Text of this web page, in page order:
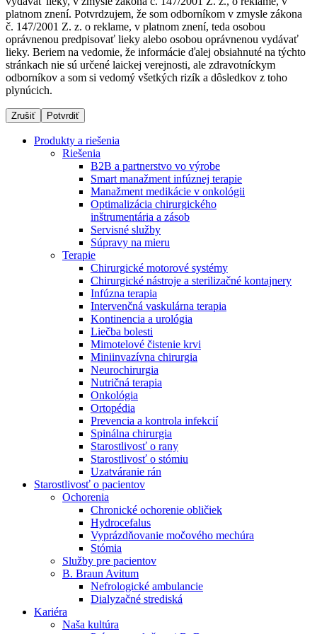
Produktový katalóg​
Objavte naše produkty. ​Navštívte produktový katalóg B.
Braun​ s našim kompletným produktovým portfóliom.​
Dialyzačné strediská
B. Braun Avitum poskytuje kvalitnú dialyzačnú starostlivosť
vo všetkých svojich strediskách na Slovensku. Viac
Nefrologické ambulancie
V nefrologických ambulanciách prevádzkujeme poradenstvo
a prípravu pacientov k jednotlivým metódam náhrady funkcie
obličiek. Zvoľte si mesto, ktoré potrebujete a navštívte nás.
Zostaňte v dialógu s B. Braun. Kontaktujte nás.
platnom znení. Potvrdzujem, že som odborníkom v zmysle zákona
č. 147/2001 Z. z. o reklame, v platnom znení, teda osobou
oprávnenou predpisovať lieky alebo osobou oprávnenou vydávať
lieky. Beriem na vedomie, že informácie ďalej obsiahnuté na týchto
stránkach nie sú určené laickej verejnosti, ale zdravotníckym
odborníkov a som si vedomý všetkých rizík a dôsledkov z toho
plynúcich.
Zrušiť Potvrdiť
Produkty a riešenia
Riešenia
B2B a partnerstvo vo výrobe
Smart manažment infúznej terapie
Manažment medikácie v onkológii
Optimalizácia chirurgického
inštrumentária a zásob
Servisné služby
Súpravy na mieru
Terapie
Chirurgické motorové systémy
Chirurgické nástroje a sterilizačné kontajnery
Infúzna terapia
Intervenčná vaskulárna terapia
Kontinencia a urológia
Liečba bolesti
Mimotelové čistenie krvi
Miniinvazívna chirurgia
Neurochirurgia
Nutričná terapia
Onkológia
Ortopédia
Prevencia a kontrola infekcií
Spinálna chirurgia
Starostlivosť o rany
Starostlivosť o stómiu
Uzatváranie rán
Starostlivosť o pacientov
Ochorenia
Chronické ochorenie obličiek
Hydrocefalus
Vyprázdňovanie močového mechúra
Stómia
Služby pre pacientov
B. Braun Avitum
Nefrologické ambulancie
Dialyzačné strediská
Kariéra
Naša kultúra